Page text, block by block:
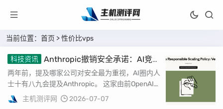
当前位置： 首页 > 性价比vps
科技资讯
Anthropic撤销安全承诺：AI竞赛
中的伦理与商业博弈
两年前，提及哪家公司对安全最为重视，AI圈内人
士十有八九会提及Anthropic。 这家由前OpenAI核
心成员创立的公司，始终将“安...
主机测评网 2026-07-07